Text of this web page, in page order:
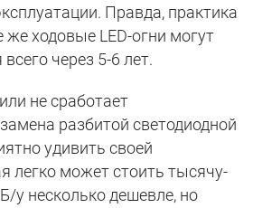
Правда, практика
же ходовые LED-огни могут
через 5-6 лет.
не сработает
разбитой светодиодной
удивить своей
легко может стоить тысячу-
у несколько дешевле, но